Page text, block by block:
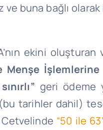
buna bağlı
ekini oluşturan
Menşe
geri ödeme
tarihler dahil)
Cetvelinde “50 ile